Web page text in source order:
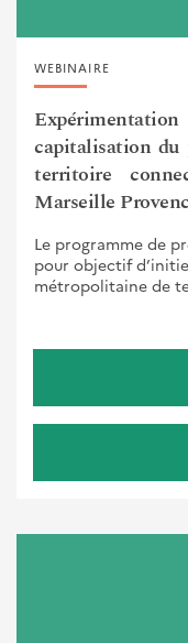
WEBINAIRE
capitalisation du
territoire
Marseille
Le programme de
pour objectif
métropolitaine de